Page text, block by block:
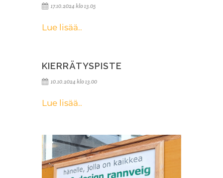
17.10.2024 klo 13.05
Lue lisää..
KIERRÄTYSPISTE
10.10.2024 klo 13.00
Lue lisää..